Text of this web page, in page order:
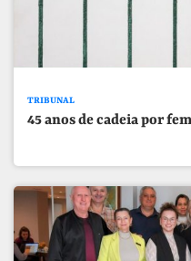
TRIBUNAL
45 anos de cadeia por